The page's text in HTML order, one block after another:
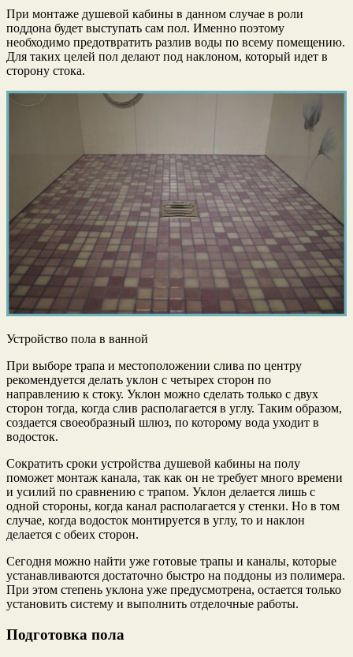
При монтаже душевой кабины в данном случае в роли
поддона будет выступать сам пол. Именно поэтому
необходимо предотвратить разлив воды по всему помещению.
Для таких целей пол делают под наклоном, который идет в
сторону стока.
Устройство пола в ванной
При выборе трапа и местоположении слива по центру
рекомендуется делать уклон с четырех сторон по
направлению к стоку. Уклон можно сделать только с двух
сторон тогда, когда слив располагается в углу. Таким образом,
создается своеобразный шлюз, по которому вода уходит в
водосток.
Сократить сроки устройства душевой кабины на полу
поможет монтаж канала, так как он не требует много времени
и усилий по сравнению с трапом. Уклон делается лишь с
одной стороны, когда канал располагается у стенки. Но в том
случае, когда водосток монтируется в углу, то и наклон
делается с обеих сторон.
Сегодня можно найти уже готовые трапы и каналы, которые
устанавливаются достаточно быстро на поддоны из полимера.
При этом степень уклона уже предусмотрена, остается только
установить систему и выполнить отделочные работы.
Подготовка пола